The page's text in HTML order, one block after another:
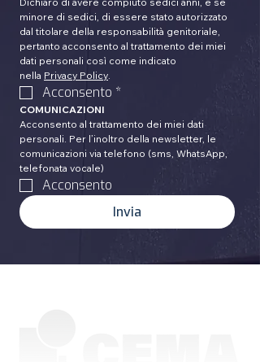
minore di sedici, di essere stato autorizzato
dal titolare della responsabilità genitoriale,
pertanto acconsento al trattamento dei miei
dati personali così come indicato
nella Privacy Policy.
Acconsento *
COMUNICAZIONI
Acconsento al trattamento dei miei dati
personali. Per l’inoltro della newsletter, le
comunicazioni via telefono (sms, WhatsApp,
telefonata vocale)
Acconsento
Invia